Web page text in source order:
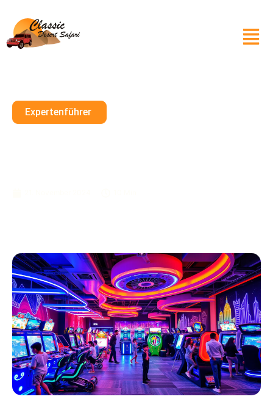
Expertenführer